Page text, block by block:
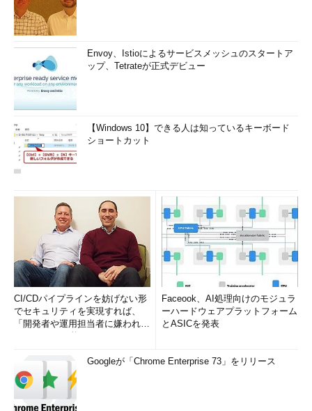
Envoy、Istioによるサービスメッシュのスタートア
ップ、Tetrateが正式デビュー
【Windows 10】できる人は知っているキーボード
ショートカット
CI/CDパイプラインを妨げない形
でセキュリティを実現すれば、
「開発者や運用担当者に嫌われな
Faceook、AI処理向けのモジュラ
ーハードウェアプラットフォーム
とASICを発表
Googleが「Chrome Enterprise 73」をリリース